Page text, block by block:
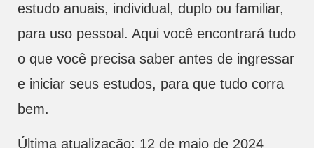
estudo anuais, individual, duplo ou familiar,
para uso pessoal. Aqui você encontrará tudo
o que você precisa saber antes de ingressar
e iniciar seus estudos, para que tudo corra
bem.
Última atualização: 12 de maio de 2024